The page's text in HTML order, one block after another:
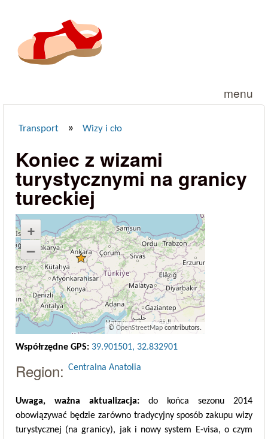
menu
Transport » Wizy i cło
Koniec z wizami
turystycznymi na granicy
tureckiej
+
–
© OpenStreetMapcontributors.
Współrzędne GPS: 39.901501, 32.832901
Region: Centralna Anatolia
Uwaga, ważna aktualizacja: do końca sezonu 2014
obowiązywać będzie zarówno tradycyjny sposób zakupu wizy
turystycznej (na granicy), jak i nowy system E-visa, o czym